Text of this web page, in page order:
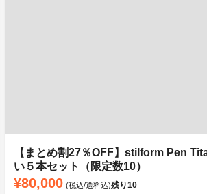
【まとめ割27％OFF】stilform Pen
い５本セット（限定数10）
¥80,000 (税込/送料込)残り10